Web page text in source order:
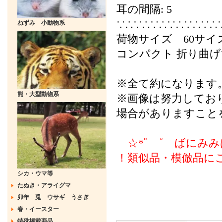
ねずみ 小動物系
熊・大型動物系
シカ・ウマ等
たぬき・アライグマ
卯年 兎 ウサギ うさぎ
春・イースター
耳の間隔: 5
荷物サイズ 60サイ
コンパクト 折り曲
※全て約になります
※画像は努力してお
場合がありますこと
☆*ﾟ ゜ ばにみみ
！類似品・模倣品